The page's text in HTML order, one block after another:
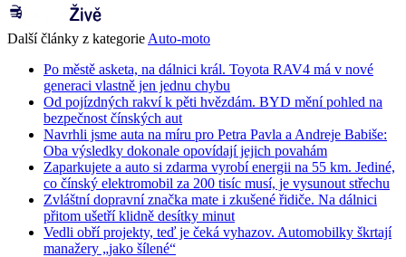
Další články z kategorie Auto-moto
Po městě asketa, na dálnici král. Toyota RAV4 má v nové
generaci vlastně jen jednu chybu
Od pojízdných rakví k pěti hvězdám. BYD mění pohled na
bezpečnost čínských aut
Navrhli jsme auta na míru pro Petra Pavla a Andreje Babiše:
Oba výsledky dokonale opovídají jejich povahám
Zaparkujete a auto si zdarma vyrobí energii na 55 km. Jediné,
co čínský elektromobil za 200 tisíc musí, je vysunout střechu
Zvláštní dopravní značka mate i zkušené řidiče. Na dálnici
přitom ušetří klidně desítky minut
Vedli obří projekty, teď je čeká vyhazov. Automobilky škrtají
manažery „jako šílené“